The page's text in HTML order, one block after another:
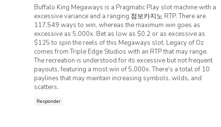
Buffalo King Megaways is a Pragmatic Play slot machine with a
excessive variance and a ranging 점보카지노 RTP. There are
117,549 ways to win, whereas the maximum win goes as
excessive as 5,000x. Bet as low as $0.2 or as excessive as
$125 to spin the reels of this Megaways slot. Legacy of Oz
comes from Triple Edge Studios with an RTP that may range.
The recreation is understood for its excessive but not frequent
payouts, featuring a most win of 5,000x. There’s a total of 10
paylines that may maintain increasing symbols, wilds, and
scatters.
Responder